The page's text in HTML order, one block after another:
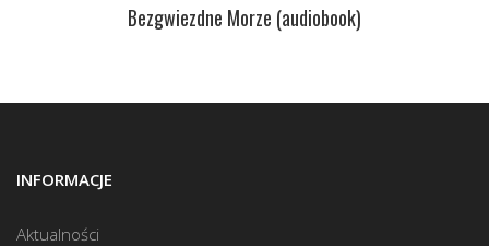
Bezgwiezdne Morze (audiobook)
INFORMACJE
Aktualności